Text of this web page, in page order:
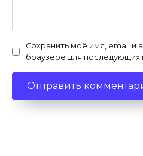
Сохранить моё имя, email и
браузере для